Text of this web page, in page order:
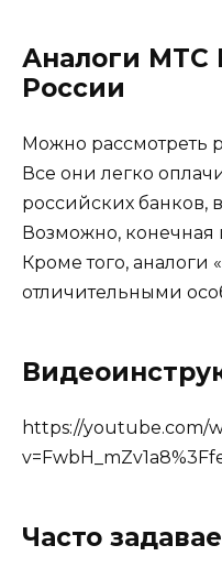
Аналоги МТС
России
Можно рассмотреть
Все они легко
российских банков,
Возможно, конечная
Кроме того, аналоги
отличительными
https://youtube.com/
Часто